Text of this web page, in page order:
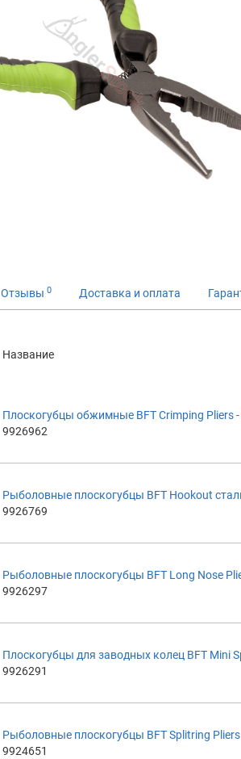
Отзывы 0 Доставка и оплата
Название
Плоскогубцы обжимные BFT Crimping Pliers
9926962
Рыболовные плоскогубцы BFT Hookout
9926769
Рыболовные плоскогубцы BFT Long Nose
9926297
Плоскогубцы для заводных колец BFT Mini
9926291
Рыболовные плоскогубцы BFT Splitring
9924651